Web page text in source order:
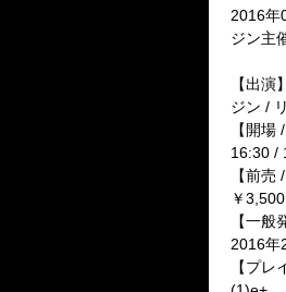
2016年
ジン主
【出演】
ジン /
【開場
16:30 /
【前売
￥
【一般
2016年
【プレ